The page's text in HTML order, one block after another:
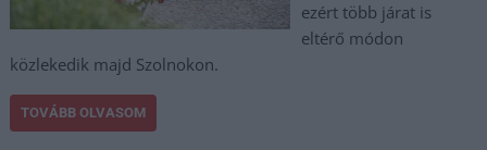
ezért több járat is
eltérő módon
közlekedik majd Szolnokon.
TOVÁBB OLVASOM